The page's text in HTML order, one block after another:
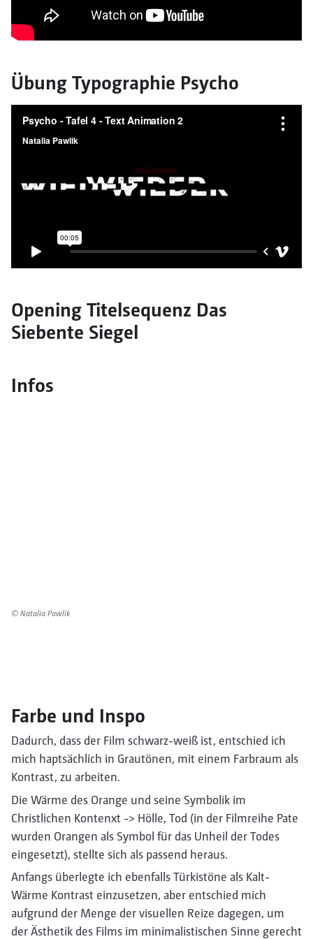
Übung Typographie Psycho
Opening Titelsequenz Das
Siebente Siegel
Infos
© Natalia Pawlik
Farbe und Inspo
Dadurch, dass der Film schwarz-weiß ist, entschied ich
mich haptsächlich in Grautönen, mit einem Farbraum als
Kontrast, zu arbeiten.
Die Wärme des Orange und seine Symbolik im
Christlichen Kontenxt -> Hölle, Tod (in der Filmreihe Pate
wurden Orangen als Symbol für das Unheil der Todes
eingesetzt), stellte sich als passend heraus.
Anfangs überlegte ich ebenfalls Türkistöne als Kalt-
Wärme Kontrast einzusetzen, aber entschied mich
aufgrund der Menge der visuellen Reize dagegen, um
der Ästhetik des Films im minimalistischen Sinne gerecht